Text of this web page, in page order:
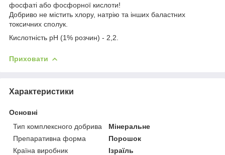
фосфаті або фосфорної кислоти!
Добриво не містить хлору, натрію та інших баластних
токсичних сполук.
Кислотність рН (1% розчин) - 2,2.
Приховати
Характеристики
Основні
Тип комплексного добрива
Мінеральне
Препаративна форма
Порошок
Країна виробник
Ізраїль